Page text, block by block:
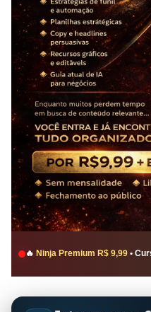
🔥 Ninja Premium R$ 9,99 • Cursos +